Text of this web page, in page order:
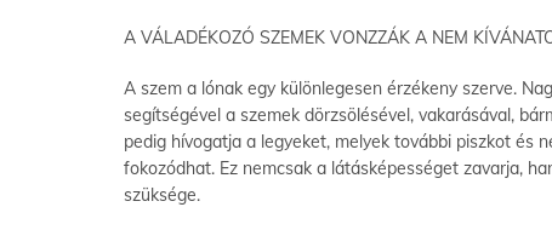
A VÁLADÉKOZÓ SZEMEK VONZZÁK A NEM
A szem a lónak egy különlegesen érzékeny szerve.
segítségével a szemek dörzsölésével, vakarásával,
pedig hívogatja a legyeket, melyek további piszkot és
fokozódhat. Ez nemcsak a látásképességet zavarja,
szüksége.